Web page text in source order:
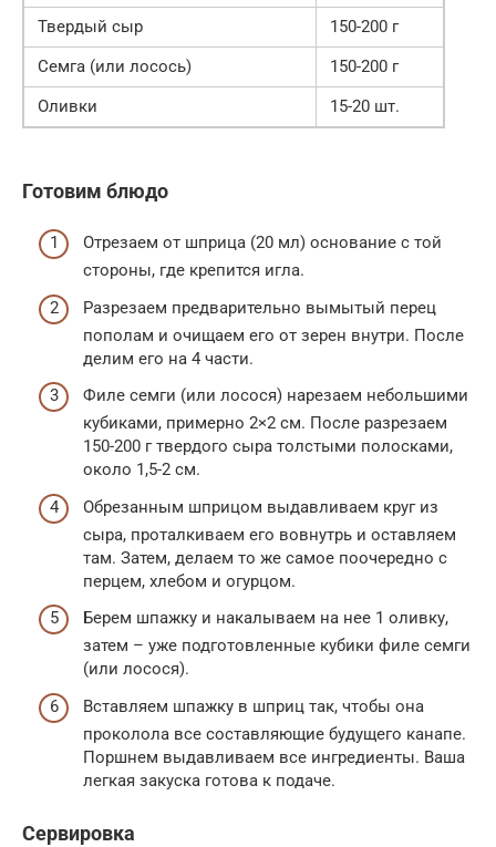
Твердый сыр
150-200 г
Семга (или лосось)
150-200 г
Оливки
15-20 шт.
Готовим блюдо
Отрезаем от шприца (20 мл) основание с той
стороны, где крепится игла.
Разрезаем предварительно вымытый перец
пополам и очищаем его от зерен внутри. После
делим его на 4 части.
Филе семги (или лосося) нарезаем небольшими
кубиками, примерно 2×2 см. После разрезаем
150-200 г твердого сыра толстыми полосками,
около 1,5-2 см.
Обрезанным шприцом выдавливаем круг из
сыра, проталкиваем его вовнутрь и оставляем
там. Затем, делаем то же самое поочередно с
перцем, хлебом и огурцом.
Берем шпажку и накалываем на нее 1 оливку,
затем – уже подготовленные кубики филе семги
(или лосося).
Вставляем шпажку в шприц так, чтобы она
проколола все составляющие будущего канапе.
Поршнем выдавливаем все ингредиенты. Ваша
легкая закуска готова к подаче.
Сервировка